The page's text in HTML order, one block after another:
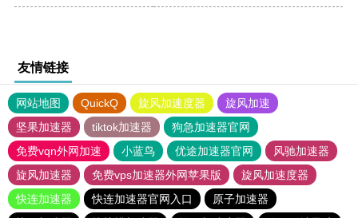
友情链接
网站地图 QuickQ 旋风加速度器
旋风加速
坚果加速器
tiktok加速器
狗急加速器官网
免费vqn外网加速
小蓝鸟 优途加速器官网
风驰加速器
旋风加速器
免费vps加速器外网苹果版
旋风加速度器
快连加速器
快连加速器官网入口
原子加速器